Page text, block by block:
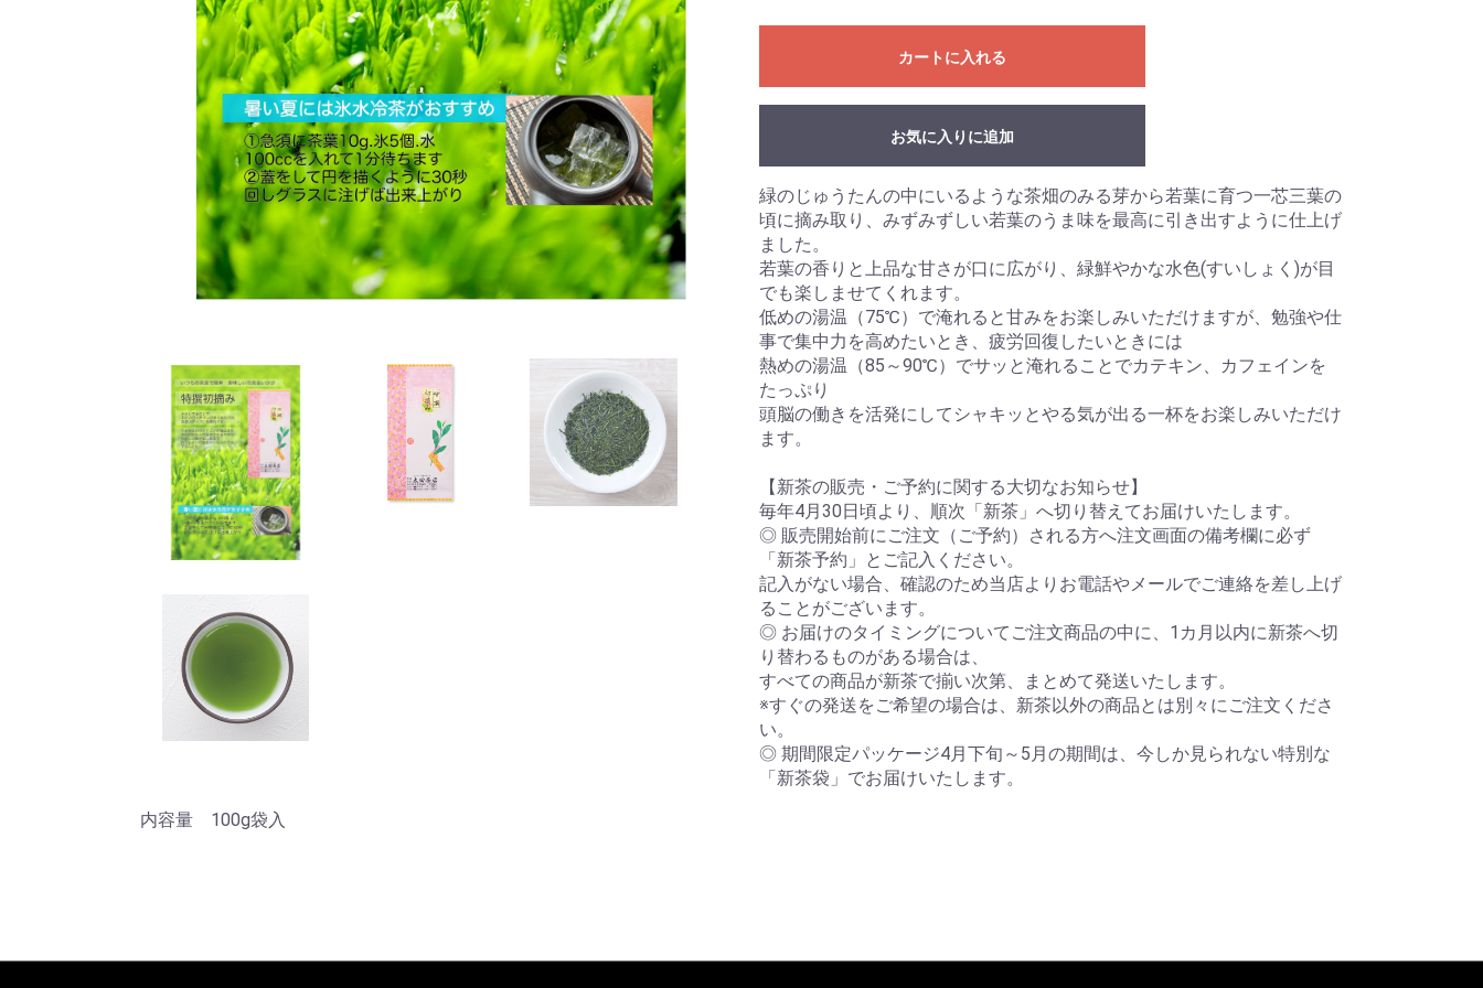
カートに入れる
お気に入りに追加
緑のじゅうたんの中にいるような茶畑のみる芽から若葉に育つ一芯三葉の
頃に摘み取り、みずみずしい若葉のうま味を最高に引き出すように仕上げ
ました。
若葉の香りと上品な甘さが口に広がり、緑鮮やかな水色(すいしょく)が目
でも楽しませてくれます。
低めの湯温（75℃）で淹れると甘みをお楽しみいただけますが、勉強や仕
事で集中力を高めたいとき、疲労回復したいときには
熱めの湯温（85～90℃）でサッと淹れることでカテキン、カフェインを
たっぷり
頭脳の働きを活発にしてシャキッとやる気が出る一杯をお楽しみいただけ
ます。
【新茶の販売・ご予約に関する大切なお知らせ】
毎年4月30日頃より、順次「新茶」へ切り替えてお届けいたします。
◎ 販売開始前にご注文（ご予約）される方へ注文画面の備考欄に必ず
「新茶予約」とご記入ください。
記入がない場合、確認のため当店よりお電話やメールでご連絡を差し上げ
ることがございます。
◎ お届けのタイミングについてご注文商品の中に、1カ月以内に新茶へ切
り替わるものがある場合は、
すべての商品が新茶で揃い次第、まとめて発送いたします。
※すぐの発送をご希望の場合は、新茶以外の商品とは別々にご注文くださ
い。
◎ 期間限定パッケージ4月下旬～5月の期間は、今しか見られない特別な
「新茶袋」でお届けいたします。
内容量 100g袋入